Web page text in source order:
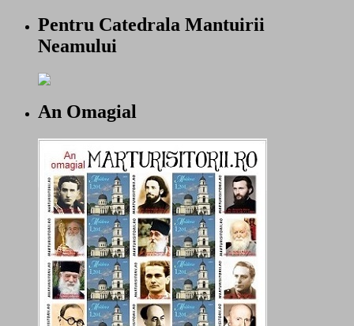
Pentru Catedrala Mantuirii
Neamului
An Omagial